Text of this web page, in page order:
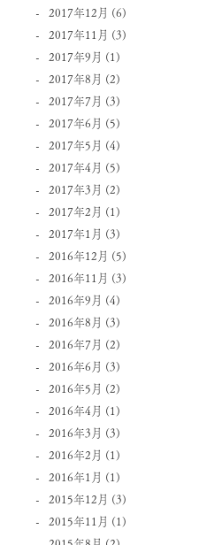
2017年12月 (6)
2017年11月 (3)
2017年9月 (1)
2017年8月 (2)
2017年7月 (3)
2017年6月 (5)
2017年5月 (4)
2017年4月 (5)
2017年3月 (2)
2017年2月 (1)
2017年1月 (3)
2016年12月 (5)
2016年11月 (3)
2016年9月 (4)
2016年8月 (3)
2016年7月 (2)
2016年6月 (3)
2016年5月 (2)
2016年4月 (1)
2016年3月 (3)
2016年2月 (1)
2016年1月 (1)
2015年12月 (3)
2015年11月 (1)